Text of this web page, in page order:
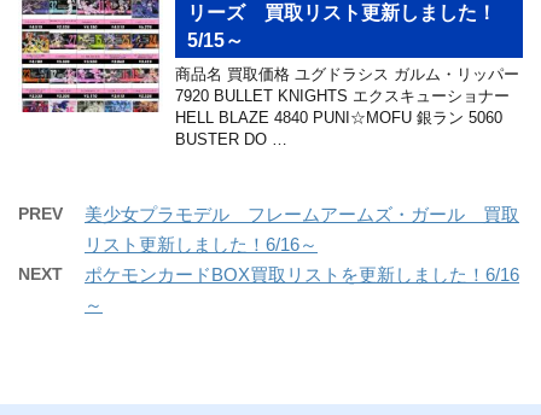
リーズ 買取リスト更新しました！
5/15～
商品名 買取価格 ユグドラシス ガルム・リッパー
7920 BULLET KNIGHTS エクスキューショナー
HELL BLAZE 4840 PUNI☆MOFU 銀ラン 5060
BUSTER DO …
PREV
美少女プラモデル フレームアームズ・ガール 買取
リスト更新しました！6/16～
NEXT
ポケモンカードBOX買取リストを更新しました！6/16
～